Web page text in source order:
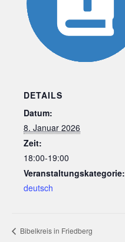
DETAILS
Datum:
8. Januar 2026
Zeit:
18:00-19:00
Veranstaltungskategorie:
deutsch
Bibelkreis in Friedberg